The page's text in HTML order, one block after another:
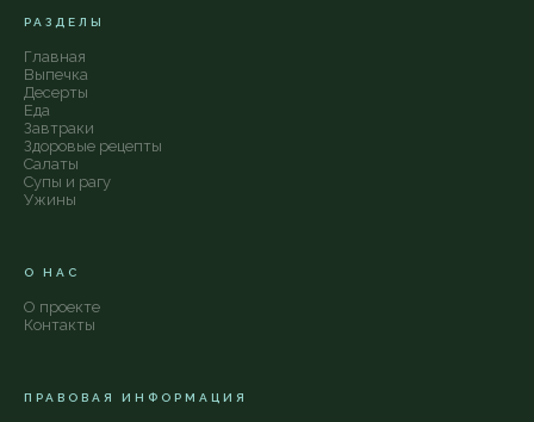
РАЗДЕЛЫ
Главная
Выпечка
Десерты
Еда
Завтраки
Здоровые рецепты
Салаты
Супы и рагу
Ужины
О НАС
О проекте
Контакты
ПРАВОВАЯ ИНФОРМАЦИЯ